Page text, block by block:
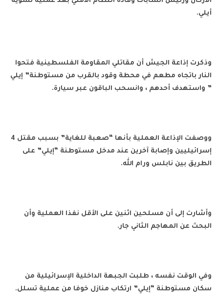
أيلي.
وذكرت إذاعة الجيش أن مقاتلي المقاومة الفلسطينية فتحوا
النار باتجاه مطعم في محطة وقود بالقرب من مستوطنة” إيلي
” واستهدف أحدهم ، وانسحب الباقون عبر سيارة.
ووصفت الإذاعة العملية بأنها “صعبة للغاية” بسبب مقتل 4
إسرائيليين وإصابة آخرين عند مدخل مستوطنة “إيلي” على
الطريق بين نابلس ورام الله.
وأشارت إلى أن مسلحين اثنين على الأقل نفذا العملية وأن
البحث عن المهاجم الثاني جار.
وفي الوقت نفسه ، طلبت الجبهة الداخلية الإسرائيلية من
سكان مستوطنة “إيلي” ارتكاب منازل خوفا من عملية تسلل.